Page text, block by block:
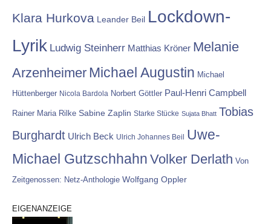
Klara Hurkova Leander Beil Lockdown-
Lyrik Ludwig Steinherr Matthias Kröner Melanie
Arzenheimer Michael Augustin Michael
Hüttenberger Nicola Bardola Norbert Göttler Paul-Henri Campbell
Rainer Maria Rilke Sabine Zaplin Starke Stücke Sujata Bhatt Tobias
Burghardt Ulrich Beck Ulrich Johannes Beil Uwe-
Michael Gutzschhahn Volker Derlath Von
Zeitgenossen: Netz-Anthologie Wolfgang Oppler
EIGENANZEIGE